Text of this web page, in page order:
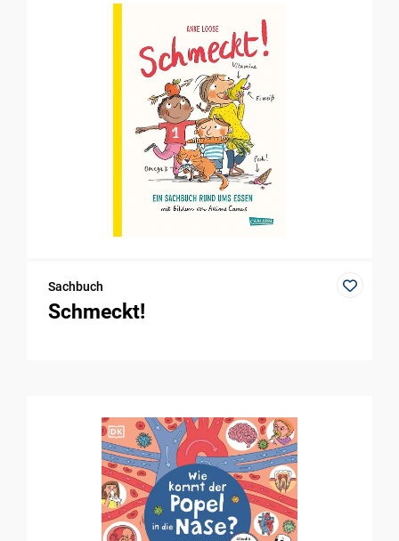
Sachbuch
Schmeckt!